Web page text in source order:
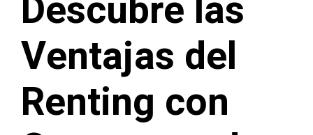
Ventajas del
Renting con